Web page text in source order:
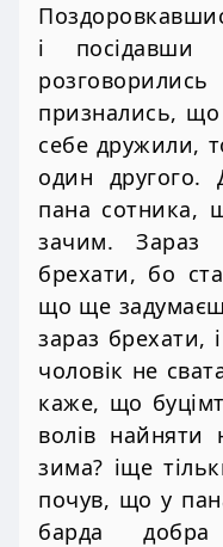
і
признались,
себе дружили,
один другого.
пана сотника,
зачим. Зараз
брехати, бо
що ще
зараз брехати,
чоловік не
каже, що
волів
зима? іще
почув, що у
барда